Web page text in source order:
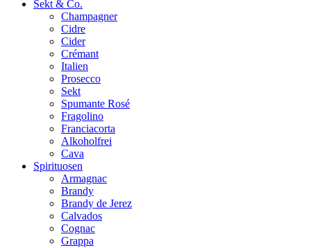
Sekt & Co.
Champagner
Cidre
Cider
Crémant
Italien
Prosecco
Sekt
Spumante Rosé
Fragolino
Franciacorta
Alkoholfrei
Cava
Spirituosen
Armagnac
Brandy
Brandy de Jerez
Calvados
Cognac
Grappa